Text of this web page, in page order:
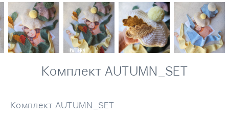
Комплект AUTUMN_SET
Комплект AUTUMN_SET